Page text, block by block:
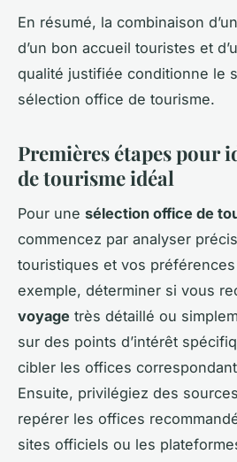
En résumé, la combinaison
d’un bon accueil touristes et
qualité justifiée conditionne le
sélection office de tourisme.
Premières étapes pour
de tourisme idéal
Pour une sélection office de
commencez par analyser
touristiques et vos
exemple, déterminer si vous
voyage très détaillé ou
sur des points d’intérêt
cibler les offices
Ensuite, privilégiez des
repérer les offices
sites officiels ou les